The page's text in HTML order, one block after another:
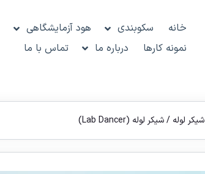
خانه سکوبندی هود آزمایشگاهی
نمونه کارها
درباره ما تماس با ما
شیکر لوله / شیکر لوله (Lab Dancer)